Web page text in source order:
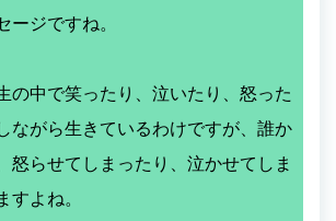
ージですね。
の中で笑ったり、泣いたり、怒った
ながら生きているわけですが、誰か
怒らせてしまったり、泣かせてしま
すよね。